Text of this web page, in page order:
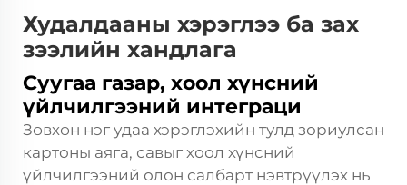
Худалдааны хэрэглээ ба зах
зээлийн хандлага
Суугаа газар, хоол хүнсний
үйлчилгээний интеграци
Зөвхөн нэг удаа хэрэглэхийн тулд зориулсан
картоны аяга, савыг хоол хүнсний
үйлчилгээний олон салбарт нэвтрүүлэх нь